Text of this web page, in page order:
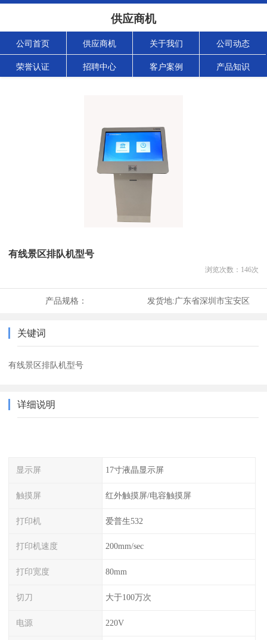
供应商机
公司首页 供应商机 关于我们 公司动态
荣誉认证 招聘中心 客户案例 产品知识
有线景区排队机型号
浏览次数： 146次
产品规格： 发货地:广东省深圳市宝安区
关键词
有线景区排队机型号
详细说明
显示屏 17寸液晶显示屏
触摸屏 红外触摸屏/电容触摸屏
打印机 爱普生532
打印机速度 200mm/sec
打印宽度 80mm
切刀 大于100万次
电源 220V